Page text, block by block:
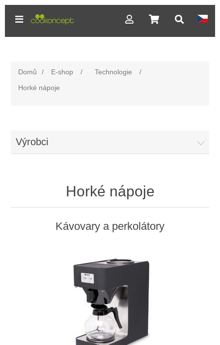
Domů / E-shop / Technologie
/
Horké nápoje
Výrobci
Horké nápoje
Kávovary a perkolátory